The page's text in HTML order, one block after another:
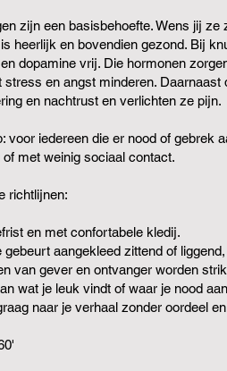
zijn een basisbehoefte. Wens jij ze
heerlijk en bovendien gezond. Bij
dopamine vrij. Die hormonen
stress en angst minderen.
en nachtrust en verlichten ze pijn.
voor iedereen die er nood of gebrek
of met weinig sociaal contact.
richtlijnen:
en met confortabele kledij.
gebeurt aangekleed zittend of
van gever en ontvanger worden
wat je leuk vindt of waar je nood
naar je verhaal zonder oordeel